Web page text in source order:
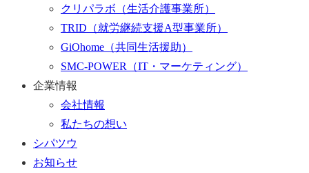
クリパラボ （生活介護事業所）
TRID （就労継続支援A型事業所）
GiOhome （共同生活援助）
SMC-POWER
（IT・マーケティング）
企業情報
会社情報
私たちの想い
シパツウ
お知らせ